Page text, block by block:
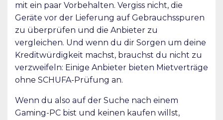
mit ein paar Vorbehalten. Vergiss nicht, die
Geräte vor der Lieferung auf Gebrauchsspuren
zu überprüfen und die Anbieter zu
vergleichen. Und wenn du dir Sorgen um deine
Kreditwürdigkeit machst, brauchst du nicht zu
verzweifeln: Einige Anbieter bieten Mietverträge
ohne SCHUFA-Prüfung an.
Wenn du also auf der Suche nach einem
Gaming-PC bist und keinen kaufen willst,